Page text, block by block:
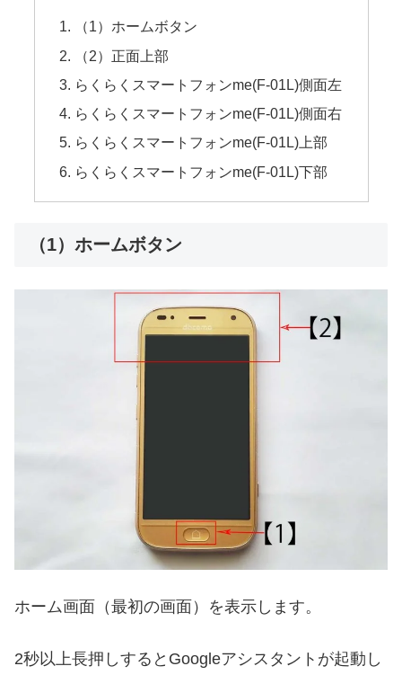
（1）ホームボタン
（2）正面上部
らくらくスマートフォンme(F-01L)側面左
らくらくスマートフォンme(F-01L)側面右
らくらくスマートフォンme(F-01L)上部
らくらくスマートフォンme(F-01L)下部
（1）ホームボタン
ホーム画面（最初の画面）を表示します。
2秒以上長押しするとGoogleアシスタントが起動し